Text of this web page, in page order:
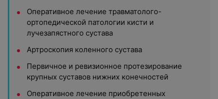
Оперативное лечение травматолого-
ортопедической патологии кисти и
лучезапястного сустава
Артроскопия коленного сустава
Первичное и ревизионное протезирование
крупных суставов нижних конечностей
Оперативное лечение приобретенных